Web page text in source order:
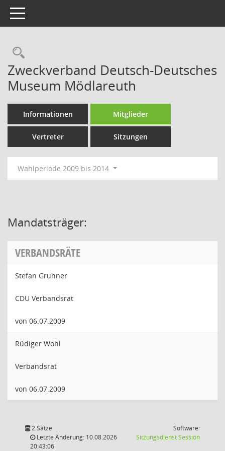
Toggle navigation
Rechercheauswahl
Zweckverband Deutsch-Deutsches
Museum Mödlareuth
Informationen Mitglieder
Vertreter Sitzungen
Wahlperiode 2009 bis 2014
Mandatsträger:
VERBANDSRÄTE
Stefan Gruhner
CDU Verbandsrat
von 06.07.2009
Rüdiger Wohl
Verbandsrat
von 06.07.2009
2 Sätze
Letzte Änderung: 10.08.2026
20:43:06
Software:
SitzungsdienstSession(Wird in